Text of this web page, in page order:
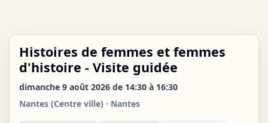
DIM
09
Histoires de femmes et femmes
d'histoire - Visite guidée
dimanche 9 août 2026 de 14:30 à 16:30
Nantes (Centre ville) · Nantes